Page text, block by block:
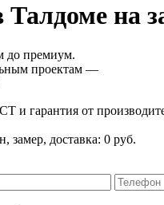
Талдоме на
до премиум.
проектам —
и гарантия от
замер, доставка: 0 руб.